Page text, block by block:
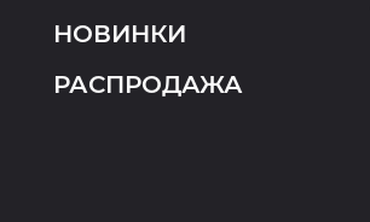
НОВИНКИ
РАСПРОДАЖА